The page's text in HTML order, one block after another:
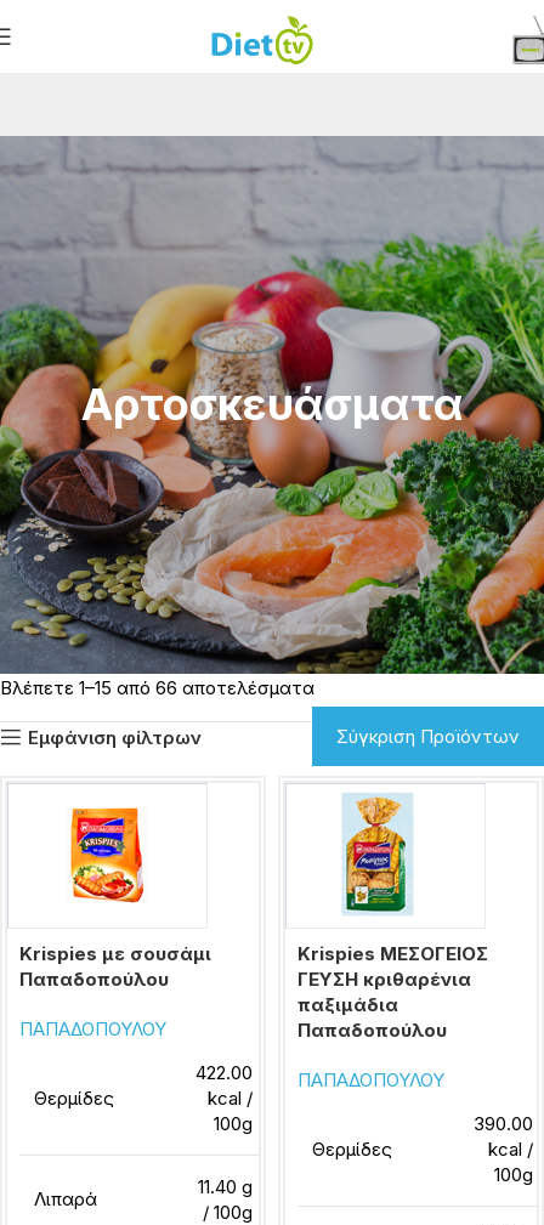
Αρτοσκευάσματα
Βλέπετε 1–15 από 66 αποτελέσματα
Εμφάνιση φίλτρων Σύγκριση Προϊόντων
Krispies με σουσάμι
Παπαδοπούλου
ΠΑΠΑΔΟΠΟΥΛΟΥ
Θερμίδες
422.00
kcal /
100g
Λιπαρά
11.40 g
/ 100g
Krispies ΜΕΣΟΓΕΙΟΣ
ΓΕΥΣΗ κριθαρένια
παξιμάδια
Παπαδοπούλου
ΠΑΠΑΔΟΠΟΥΛΟΥ
Θερμίδες
390.00
kcal /
100g